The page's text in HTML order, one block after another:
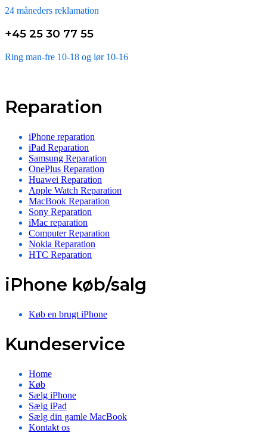
24 måneders reklamation
+45 25 30 77 55
Ring man-fre 10-18 og lør 10-16
Reparation
iPhone reparation
iPad Reparation
Samsung Reparation
OnePlus Reparation
Huawei Reparation
Apple Watch Reparation
MacBook Reparation
Sony Reparation
iMac reparation
Computer Reparation
Nokia Reparation
HTC Reparation
iPhone køb/salg
Køb en brugt iPhone
Kundeservice
Home
Køb
Sælg iPhone
Sælg iPad
Sælg din gamle MacBook
Kontakt os